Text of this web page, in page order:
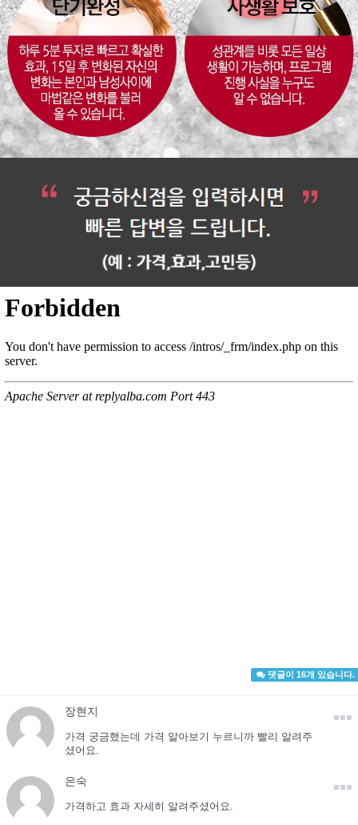
댓글이 16개 있습니다.
장현지
가격 궁금했는데 가격 알아보기 누르니까 빨리 알려주
셨어요.
은숙
가격하고 효과 자세히 알려주셨어요.